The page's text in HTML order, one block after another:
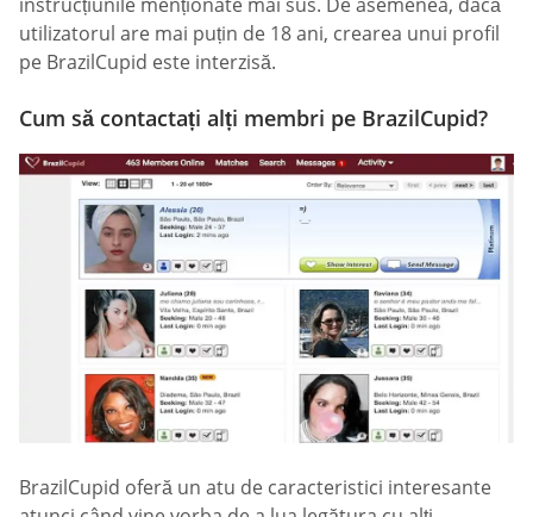
utilizatorul are mai puțin de 18 ani, crearea unui profil
pe BrazilCupid este interzisă.
Cum să contactați alți membri pe BrazilCupid?
BrazilCupid oferă un atu de caracteristici interesante